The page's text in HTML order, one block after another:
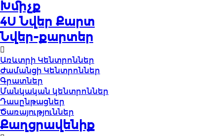
Խմիչք
4U Նվեր Քարտ
Նվեր-քարտեր
Առևտրի Կենտրոններ
Ժամանցի Կենտրոններ
Գրատներ
Մանկական կենտրոններ
Դասընթացներ
Ծառայություններ
Քաղցրավենիք